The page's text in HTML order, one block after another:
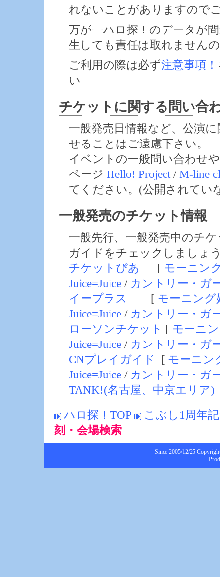
れないことがありますので
万が一ハロ探！のデータが
生しても責任は取れません
ご利用の際は必ず注意事項！
い
チケットに関する問い合
一般発売日情報など、公演
せることはご遠慮下さい。
イベントの一般問い合わせ
ページ Hello! Project /M-line
てください。(公開されてい
一般発売のチケット情報
一般先行、一般発売中のチ
ガイドをチェックしましょ
チケットぴあ
[ モーニン
Juice=Juice / カントリー・ガ
イープラス
[ モーニング
Juice=Juice / カントリー・ガ
ローソンチケット [ モーニ
Juice=Juice / カントリー・ガ
CNプレイガイド
[ モーニン
Juice=Juice / カントリー・ガ
TANK!(名古屋、中京エリア)
ハロ探！TOP
こぶし1周年
刻・会場検索
Since 2005/12/25